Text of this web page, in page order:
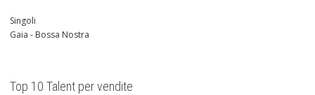
Singoli
Gaia - Bossa Nostra
Top 10 Talent per vendite